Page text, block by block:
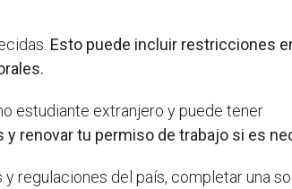
Esto puede incluir restricciones
estudiante extranjero y puede tener
renovar tu permiso de trabajo si es
regulaciones del país, completar una